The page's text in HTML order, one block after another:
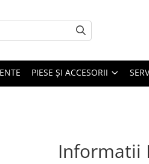
PIESE ŞI ACCESORII
Informatii